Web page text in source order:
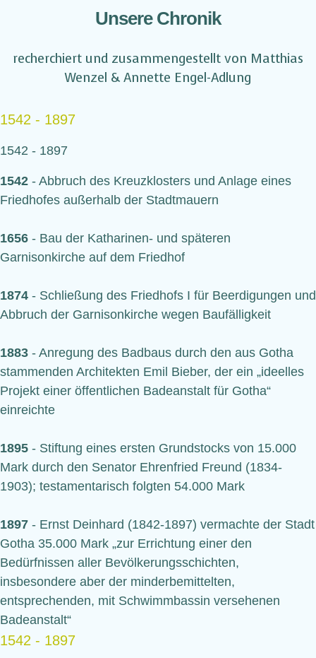
Unsere Chronik
recherchiert und zusammengestellt von Matthias
Wenzel & Annette Engel-Adlung
1542 - 1897
1542 - 1897
1542 - Abbruch des Kreuzklosters und Anlage eines
Friedhofes außerhalb der Stadtmauern
1656 - Bau der Katharinen- und späteren
Garnisonkirche auf dem Friedhof
1874 - Schließung des Friedhofs I für Beerdigungen und
Abbruch der Garnisonkirche wegen Baufälligkeit
1883 - Anregung des Badbaus durch den aus Gotha
stammenden Architekten Emil Bieber, der ein „ideelles
Projekt einer öffentlichen Badeanstalt für Gotha“
einreichte
1895 - Stiftung eines ersten Grundstocks von 15.000
Mark durch den Senator Ehrenfried Freund (1834-
1903); testamentarisch folgten 54.000 Mark
1897 - Ernst Deinhard (1842-1897) vermachte der Stadt
Gotha 35.000 Mark „zur Errichtung einer den
Bedürfnissen aller Bevölkerungsschichten,
insbesondere aber der minderbemittelten,
entsprechenden, mit Schwimmbassin versehenen
Badeanstalt“
1542 - 1897